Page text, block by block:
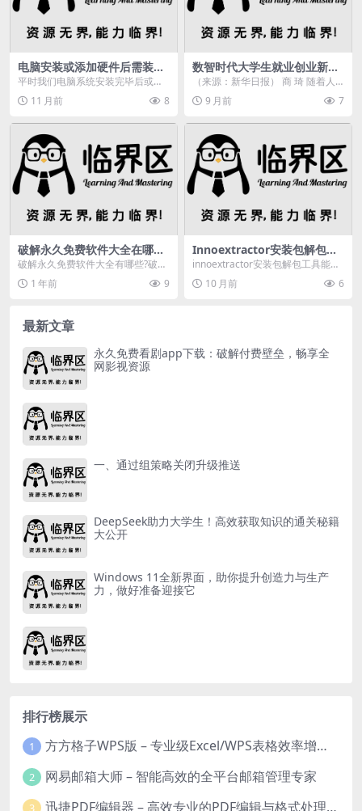
电脑安装或添加硬件后需装驱
动？这3款免安装软件超方便
平时我们电脑系统安装完毕后或者
新添加硬件，有个非常重要的工作
要做，那就是安装硬件...
11 月前 8
数智时代大学生就业创业新机
遇：政策赋能与创新路径，如
何实现价值对接？
（来源：新华日报） 商 琦 随着人
工智能、大数据、物联网等数字化
技术的深度融合，...
9 月前 7
破解永久免费软件大全在哪？
3733手游平台等你来体验
破解永久免费软件大全有哪些?破解
app软件平台在哪?很多人都喜欢玩
破解游戏，因为...
1 年前 9
Innoextractor安装包解包工
具介绍，含绿色版及中文设置
innoextractor安装包解包工具能够
帮助提取文件内容的软件，通过将
文件导...
10 月前 6
最新文章
永久免费看剧app下载：破解付费壁垒，畅享全
网影视资源
一、通过组策略关闭升级推送
DeepSeek助力大学生！高效获取知识的通关秘籍
大公开
Windows 11全新界面，助你提升创造力与生产
力，做好准备迎接它
排行榜展示
1 方方格子WPS版 – 专业级Excel/WPS表格效率增强插件
2 网易邮箱大师 – 智能高效的全平台邮箱管理专家
3 迅捷PDF编辑器 – 高效专业的PDF编辑与格式处理工具